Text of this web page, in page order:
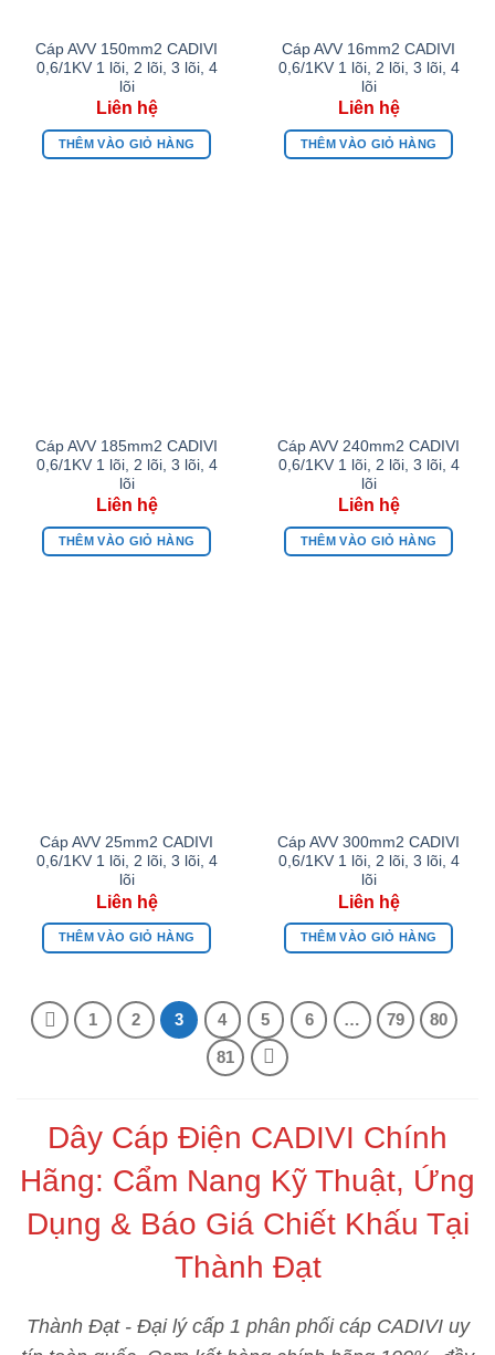
Cáp AVV 150mm2 CADIVI
0,6/1KV 1 lõi, 2 lõi, 3 lõi, 4
lõi
THÊM VÀO GIỎ HÀNG
Cáp AVV 16mm2 CADIVI
0,6/1KV 1 lõi, 2 lõi, 3 lõi, 4
lõi
THÊM VÀO GIỎ HÀNG
Cáp AVV 185mm2 CADIVI
0,6/1KV 1 lõi, 2 lõi, 3 lõi, 4
lõi
THÊM VÀO GIỎ HÀNG
Cáp AVV 240mm2 CADIVI
0,6/1KV 1 lõi, 2 lõi, 3 lõi, 4
lõi
THÊM VÀO GIỎ HÀNG
Cáp AVV 25mm2 CADIVI
0,6/1KV 1 lõi, 2 lõi, 3 lõi, 4
lõi
THÊM VÀO GIỎ HÀNG
Cáp AVV 300mm2 CADIVI
0,6/1KV 1 lõi, 2 lõi, 3 lõi, 4
lõi
THÊM VÀO GIỎ HÀNG
1 2 3 4 5 6 … 79
80
81
Dây Cáp Điện CADIVI Chính
Hãng: Cẩm Nang Kỹ Thuật, Ứng
Dụng & Báo Giá Chiết Khấu Tại
Thành Đạt
Thành Đạt - Đại lý cấp 1 phân phối cáp CADIVI uy